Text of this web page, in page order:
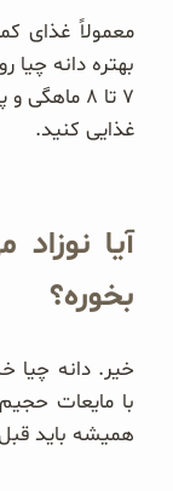
بهتره دانه چیا
۷ تا ۸
غذایی کنید.
آیا
بخوره؟
خیر. دانه چیا
با مایعات
همیشه باید